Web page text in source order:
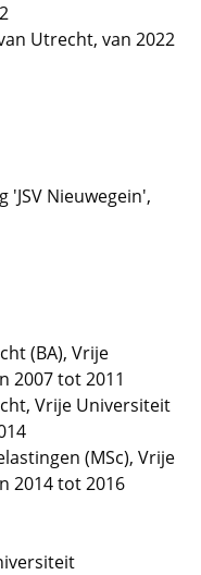
Utrecht, van 2022
Nieuwegein',
(BA), Vrije
2007 tot 2011
Vrije Universiteit
(MSc), Vrije
2014 tot 2016